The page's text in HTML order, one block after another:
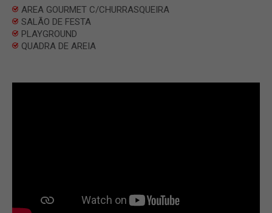
AREA GOURMET C/CHURRASQUEIRA
SALÃO DE FESTA
PLAYGROUND
QUADRA DE AREIA